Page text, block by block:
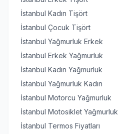
İstanbul Kadın Tişört
İstanbul Çocuk Tişört
İstanbul Yağmurluk Erkek
İstanbul Erkek Yağmurluk
İstanbul Kadın Yağmurluk
İstanbul Yağmurluk Kadın
İstanbul Motorcu Yağmurluk
İstanbul Motosiklet Yağmurluk
İstanbul Termos Fiyatları